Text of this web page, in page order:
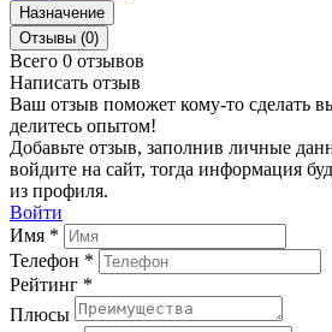
Назначение
Отзывы (0)
Всего 0 отзывов
Написать отзыв
Ваш отзыв поможет кому-то сделать
делитесь опытом!
Добавьте отзыв, заполнив личные
войдите на сайт, тогда информация
из профиля.
Войти
Имя *
Телефон *
Рейтинг *
Плюсы